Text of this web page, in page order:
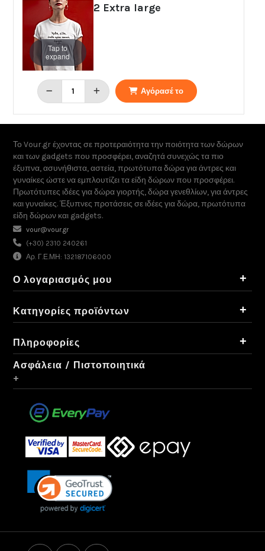
Tap to
expand
2 Extra large
Αγόρασέ το
Το Vour.gr έχοντας σε προτεραιότητα την ποιότητα των δώρων
και των gadgets που προσφέρει, αναζητά συνεχώς τα πιο
έξυπνα, ασυνήθιστα, αστεία, πρωτότυπα δώρα για άντρες και
γυναίκες ώστε να εμπλουτίζει τα είδη δώρων που προσφέρει.
Πρωτότυπες ιδέες για δώρα γιορτής, δώρα γενεθλίων, για άντρες
και γυναίκες. Έξυπνες προτάσεις σε ιδέες για δώρα, πρωτότυπα
είδη δώρων και gadgets.
vour@vour.gr
(+30) 2310 240261
Αρ. Γ.Ε.ΜΗ: 132187106000
Ο λογαριασμός μου +
Κατηγορίες προϊόντων +
Πληροφορίες +
Ασφάλεια / Πιστοποιητικά
+